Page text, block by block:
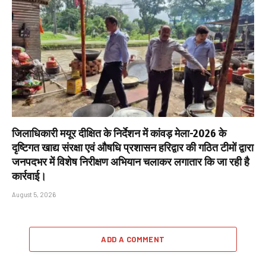
जिलाधिकारी मयूर दीक्षित के निर्देशन में कांवड़ मेला-2026 के
दृष्टिगत खाद्य संरक्षा एवं औषधि प्रशासन हरिद्वार की गठित टीमों द्वारा
जनपदभर में विशेष निरीक्षण अभियान चलाकर लगातार कि जा रही है
कार्रवाई।
August 5, 2026
ADD A COMMENT